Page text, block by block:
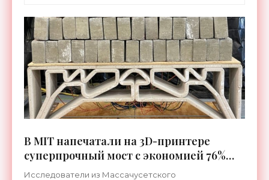
В MIT напечатали на 3D-принтере
суперпрочный мост с экономией 76%
бетона - «Технологии»
Исследователи из Массачусетского